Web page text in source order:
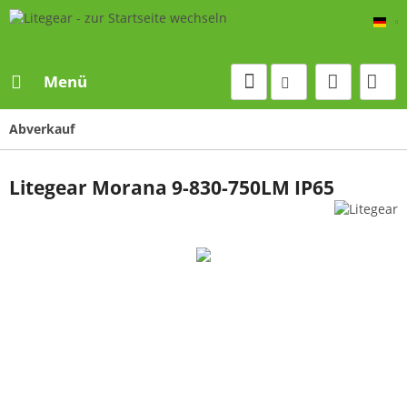
Menü
Abverkauf
Litegear Morana 9-830-750LM IP65